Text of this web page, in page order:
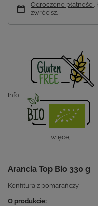
Odroczone płatności.
zwrócisz.
Info
więcej
Arancia Top Bio 330 g
Konfitura z pomarańczy
O produkcie: